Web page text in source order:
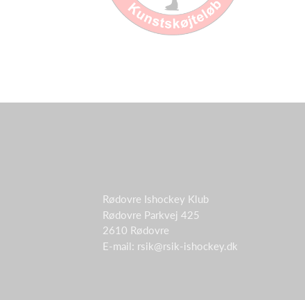
Rødovre Ishockey Klub
Rødovre Parkvej 425
2610 Rødovre
E-mail: rsik@rsik-ishockey.dk